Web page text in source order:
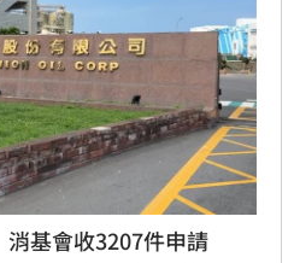
基會收3207件申請